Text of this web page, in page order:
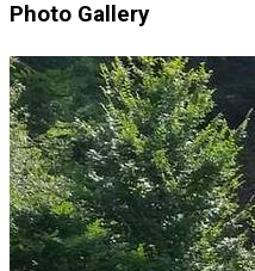
Photo Gallery